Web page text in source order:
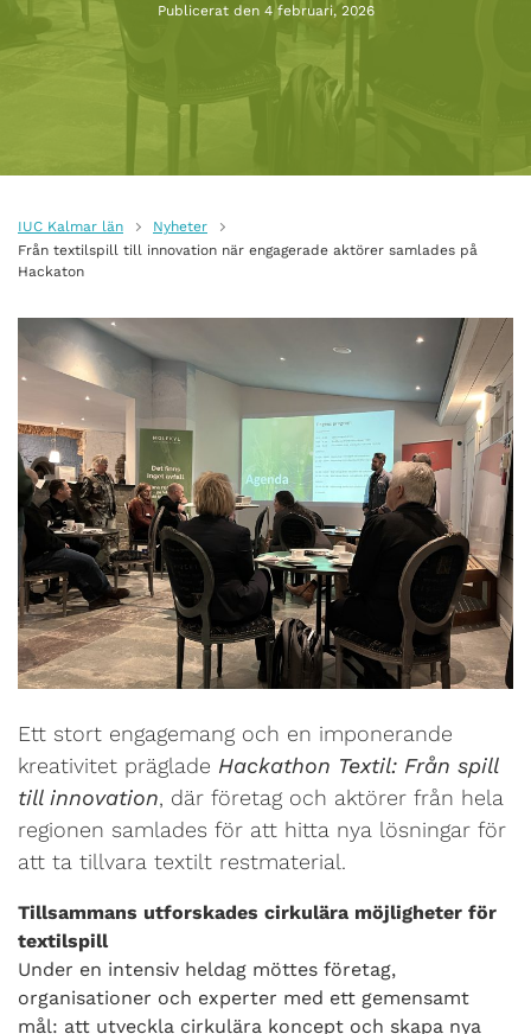
Publicerat den 4 februari, 2026
IUC Kalmar län
Nyheter
Från textilspill till innovation när engagerade aktörer samlades på
Hackaton
Ett stort engagemang och en imponerande
kreativitet präglade Hackathon Textil: Från spill
till innovation, där företag och aktörer från hela
regionen samlades för att hitta nya lösningar för
att ta tillvara textilt restmaterial.
Tillsammans utforskades cirkulära möjligheter för
textilspill
Under en intensiv heldag möttes företag,
organisationer och experter med ett gemensamt
mål: att utveckla cirkulära koncept och skapa nya